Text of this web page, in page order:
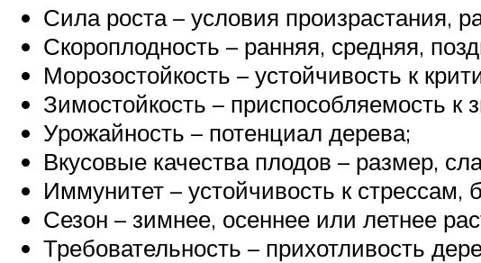
Сила роста – условия произрастания,
Скороплодность – ранняя, средняя,
Морозостойкость – устойчивость к
Зимостойкость – приспособляемость к
Урожайность – потенциал дерева;
Вкусовые качества плодов – размер,
Иммунитет – устойчивость к стрессам,
Сезон – зимнее, осеннее или летнее
Требовательность – прихотливость